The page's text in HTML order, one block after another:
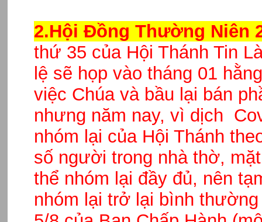
2.Hội Đồng Thường Niên
thứ 35 của Hội Thánh Tin
lệ sẽ họp vào tháng 01
việc Chúa và bầu lại bán
nhưng năm nay, vì dịch
nhóm lại của Hội Thánh
số người trong nhà thờ,
thể nhóm lại đầy đủ, nên
nhóm lại trở lại bình